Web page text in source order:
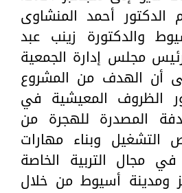
أحمد المنشاوى
والدكتورة زينب عبد
مجلس إدارة الجمعية
أن الهدف من المشروع
الظروف المعيشية في
المصدرة للهجرة من
وبناء مهارات
في مجال التربية الخاصة
أسيوط من خلال